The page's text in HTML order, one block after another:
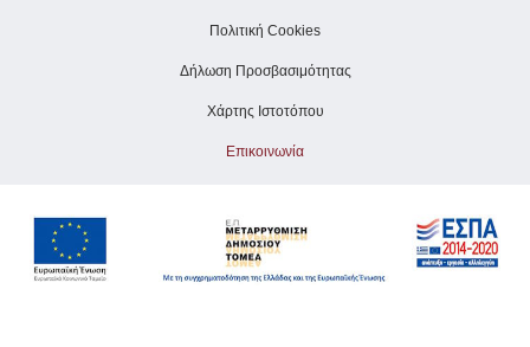
Πολιτική Cookies
Δήλωση Προσβασιμότητας
Χάρτης Ιστοτόπου
Επικοινωνία